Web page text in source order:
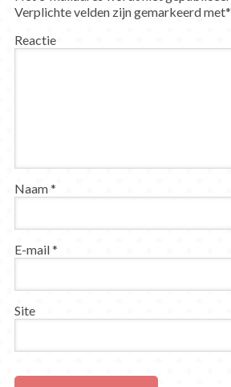
Verplichte velden zijn gemarkeerd met*
Reactie
Naam*
E-mail*
Site